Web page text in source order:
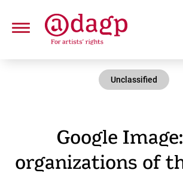
main
Unclassified
Google
organizations of